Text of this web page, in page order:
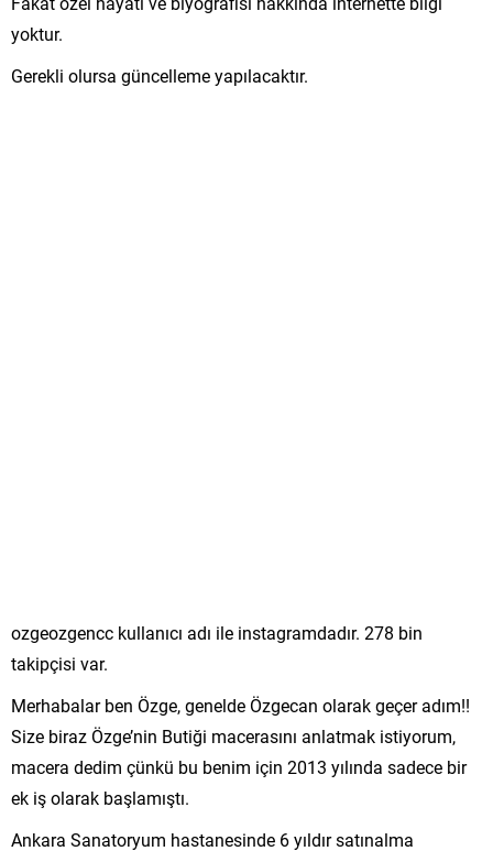
yoktur.
Gerekli olursa güncelleme yapılacaktır.
ozgeozgencc kullanıcı adı ile instagramdadır. 278 bin
takipçisi var.
Merhabalar ben Özge, genelde Özgecan olarak geçer adım!!
Size biraz Özge’nin Butiği macerasını anlatmak istiyorum,
macera dedim çünkü bu benim için 2013 yılında sadece bir
ek iş olarak başlamıştı.
Ankara Sanatoryum hastanesinde 6 yıldır satınalma